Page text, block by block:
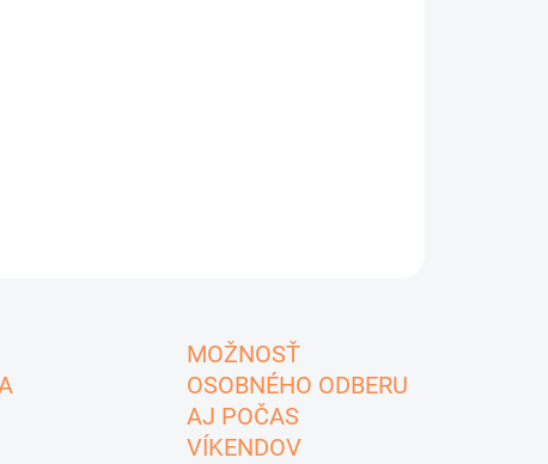
MOŽNOSŤ
OSOBNÉHO ODBERU
AJ POČAS
VÍKENDOV